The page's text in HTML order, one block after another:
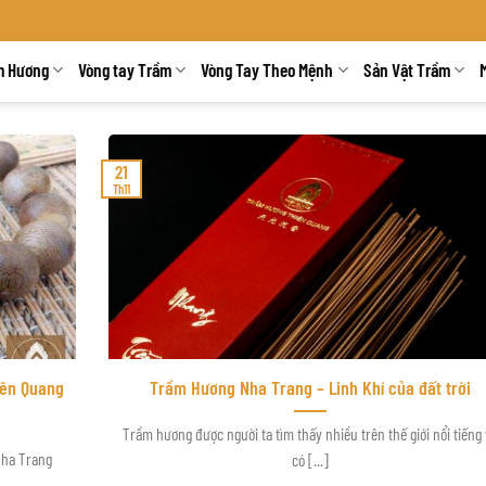
Hương Vòng tay Trầm Vòng Tay Theo Mệnh Sản Vật Trầm
Quang
Trang
Trầm Hương Nha Trang – Linh Khí của đất trời
Trầm hương được người ta tìm thấy nhiều trên thế giới nổi tiếng
có [...]
21
Th11